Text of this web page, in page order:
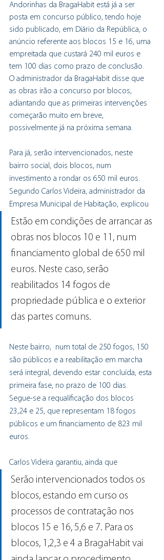
Andorinhas da BragaHabit está já a ser
posta em concurso público, tendo hoje
sido publicado, em Diário da República, o
anúncio referente aos blocos 15 e 16, uma
empreitada que custará 240 mil euros e
tem 100 dias como prazo de conclusão.
O administrador da BragaHabit disse que
as obras irão a concurso por blocos,
adiantando que as primeiras intervenções
começarão muito em breve,
possivelmente já na próxima semana.
Para já, serão intervencionados, neste
bairro social, dois blocos, num
investimento a rondar os 650 mil euros.
Segundo Carlos Videira, administrador da
Empresa Municipal de Habitação, explicou
Estão em condições de arrancar as
obras nos blocos 10 e 11, num
financiamento global de 650 mil
euros. Neste caso, serão
reabilitados 14 fogos de
propriedade pública e o exterior
das partes comuns.
Neste bairro,  num total de 250 fogos, 150
são públicos e a reabilitação em marcha
será integral, devendo estar concluída, esta
primeira fase, no prazo de 100 dias.
Segue-se a requalificação dos blocos
23,24 e 25, que representam 18 fogos
públicos e um financiamento de 823 mil
euros.
Carlos Videira garantiu, ainda que
Serão intervencionados todos os
blocos, estando em curso os
processos de contratação nos
blocos 15 e 16, 5,6 e 7. Para os
blocos, 1,2,3 e 4 a BragaHabit vai